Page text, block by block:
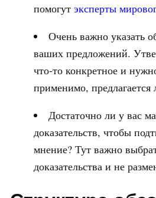
помогут эксперты
Очень важно указать
ваших предложений.
что-то конкретное и
применимо, предлагается
Достаточно ли у вас
доказательств, чтобы
мнение? Тут важно
доказательства и не